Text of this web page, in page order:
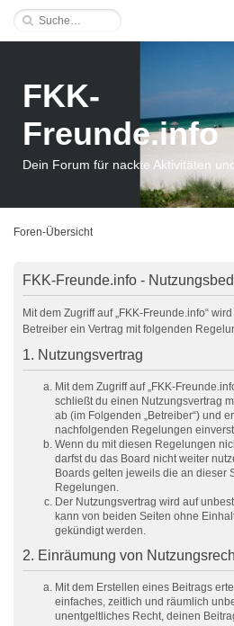
FKK-
Freunde.info
Dein Forum für nackte Aktivitäten
Foren-Übersicht
FKK-Freunde.info -
Mit dem Zugriff auf „FKK-Freunde.info“
Betreiber ein Vertrag mit folgenden
1. Nutzungsvertrag
Mit dem Zugriff auf „FKK-
schließt du einen Nutzungsvertrag
ab (im Folgenden „Betreiber“) und
nachfolgenden Regelungen
Wenn du mit diesen Regelungen
darfst du das Board nicht weiter
Boards gelten jeweils die an dieser
Regelungen.
Der Nutzungsvertrag wird auf
kann von beiden Seiten ohne
gekündigt werden.
2. Einräumung von
Mit dem Erstellen eines Beitrags
einfaches, zeitlich und räumlich
unentgeltliches Recht, deinen